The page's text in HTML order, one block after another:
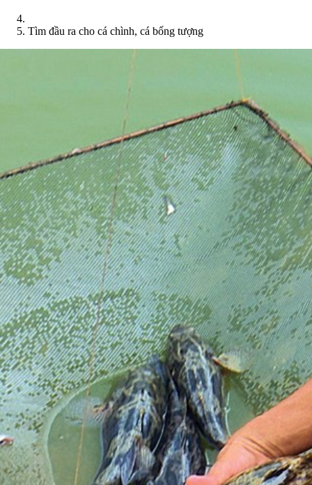
Tìm đầu ra cho cá chình, cá bống tượng